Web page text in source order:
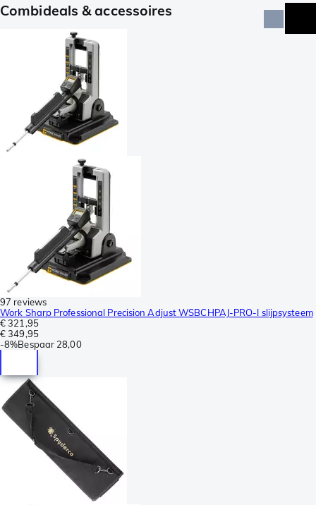
Combideals & accessoires
97 reviews
Work Sharp Professional Precision Adjust WSBCHPAJ-PRO-I slijpsysteem
€ 321,95
€ 349,95
-8%Bespaar 28,00